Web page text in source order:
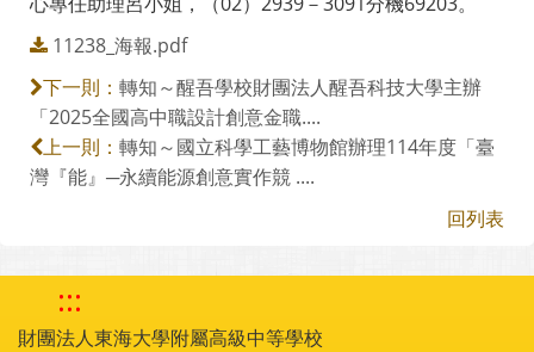
11238_海報.pdf
下一則： 轉知～醒吾學校財團法人醒吾科技大學主辦
「2025全國高中職設計創意金職....
上一則： 轉知～國立科學工藝博物館辦理114年度「臺
灣『能』─永續能源創意實作競 ....
回列表
:::
財團法人東海大學附屬高級中等學校